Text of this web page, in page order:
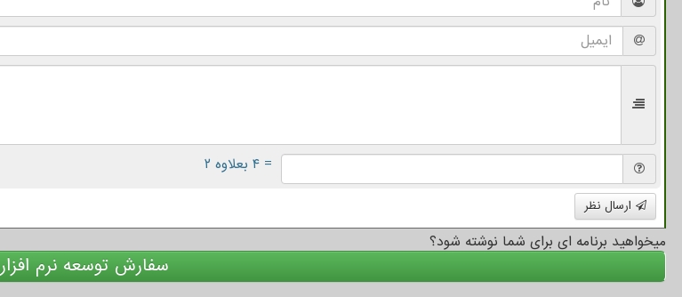
= ۴ بعلاوه ۲
ارسال نظر
میخواهید برنامه ای برای شما نوشته شود؟
سفارش توسعه نرم افزار